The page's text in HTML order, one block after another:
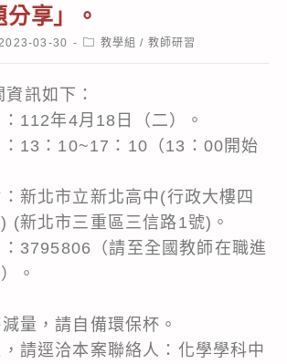
享」。
2023-03-30
Post教學組 / 教師研習
訊如下：
112年4月18日（二）。
13：10~17：10（13：00開始
新北市立新北高中(行政大樓四
(新北市三重區三信路1號)。
3795806（請至全國教師在職進
。
量，請自備環保杯。
請逕洽本案聯絡人：化學學科中